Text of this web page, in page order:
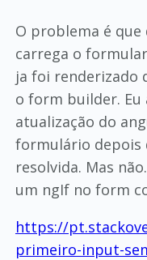
O problema é
carrega o
ja foi renderizado
o form builder. Eu
atualização do
formulário depois
resolvida. Mas
um ngIf no form
https://
primeiro-input-